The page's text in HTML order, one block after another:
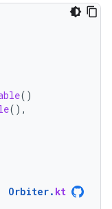
()
(),
Orbiter. kt